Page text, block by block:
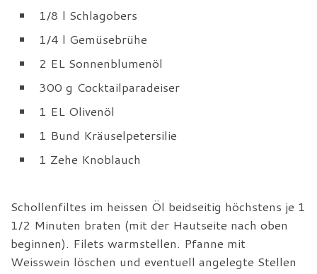
1/8 l Schlagobers
1/4 l Gemüsebrühe
2 EL Sonnenblumenöl
300 g Cocktailparadeiser
1 EL Olivenöl
1 Bund Kräuselpetersilie
1 Zehe Knoblauch
Schollenfiltes im heissen Öl beidseitig höchstens je 1
1/2 Minuten braten (mit der Hautseite nach oben
beginnen). Filets warmstellen. Pfanne mit
Weisswein löschen und eventuell angelegte Stellen